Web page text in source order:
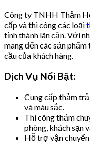
Công ty TNHH Thảm
cấp và thi công các loại
tỉnh thành lân cận. Với
mang đến các sản
cầu của khách hàng.
Dịch Vụ Nổi Bật:
Cung cấp thảm
và màu sắc.
Thi công thảm
phòng, khách sạn
Hỗ trợ vận